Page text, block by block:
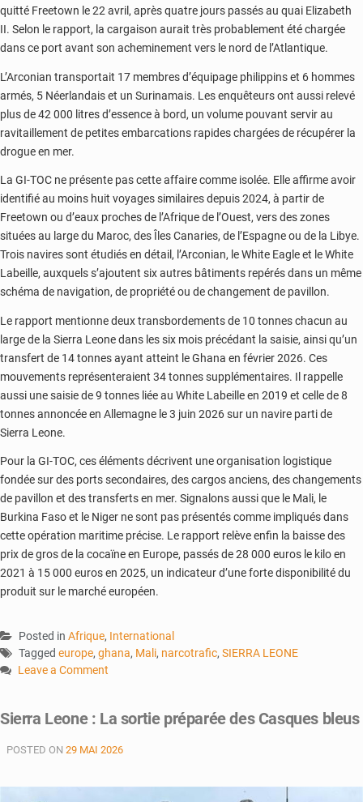
quitté Freetown le 22 avril, après quatre jours passés au quai Elizabeth
II. Selon le rapport, la cargaison aurait très probablement été chargée
dans ce port avant son acheminement vers le nord de l’Atlantique.
L’Arconian transportait 17 membres d’équipage philippins et 6 hommes
armés, 5 Néerlandais et un Surinamais. Les enquêteurs ont aussi relevé
plus de 42 000 litres d’essence à bord, un volume pouvant servir au
ravitaillement de petites embarcations rapides chargées de récupérer la
drogue en mer.
La GI-TOC ne présente pas cette affaire comme isolée. Elle affirme avoir
identifié au moins huit voyages similaires depuis 2024, à partir de
Freetown ou d’eaux proches de l’Afrique de l’Ouest, vers des zones
situées au large du Maroc, des Îles Canaries, de l’Espagne ou de la Libye.
Trois navires sont étudiés en détail, l’Arconian, le White Eagle et le White
Labeille, auxquels s’ajoutent six autres bâtiments repérés dans un même
schéma de navigation, de propriété ou de changement de pavillon.
Le rapport mentionne deux transbordements de 10 tonnes chacun au
large de la Sierra Leone dans les six mois précédant la saisie, ainsi qu’un
transfert de 14 tonnes ayant atteint le Ghana en février 2026. Ces
mouvements représenteraient 34 tonnes supplémentaires. Il rappelle
aussi une saisie de 9 tonnes liée au White Labeille en 2019 et celle de 8
tonnes annoncée en Allemagne le 3 juin 2026 sur un navire parti de
Sierra Leone.
Pour la GI-TOC, ces éléments décrivent une organisation logistique
fondée sur des ports secondaires, des cargos anciens, des changements
de pavillon et des transferts en mer. Signalons aussi que le Mali, le
Burkina Faso et le Niger ne sont pas présentés comme impliqués dans
cette opération maritime précise. Le rapport relève enfin la baisse des
prix de gros de la cocaïne en Europe, passés de 28 000 euros le kilo en
2021 à 15 000 euros en 2025, un indicateur d’une forte disponibilité du
produit sur le marché européen.
Posted in Afrique, International
Tagged europe, ghana, Mali, narcotrafic, SIERRA LEONE
Leave a Comment
vers
:
au
Sierra Leone : La sortie préparée des Casques bleus
POSTED ON 29 MAI 2026